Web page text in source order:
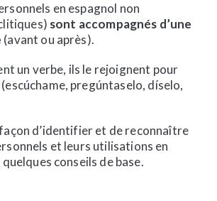
en espagnol non
sont accompagnés d’une
(avant ou après).
un verbe, ils le rejoignent pour
pregúntaselo, díselo,
d’identifier et de reconnaître
et leurs utilisations en
conseils de base.